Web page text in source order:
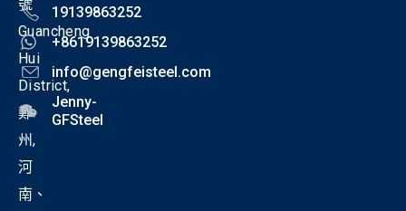
號
Guancheng
Hui
District,
鄭
州,
河
南、
19139863252
+8619139863252
info@gengfeisteel.com
Jenny-
GFSteel